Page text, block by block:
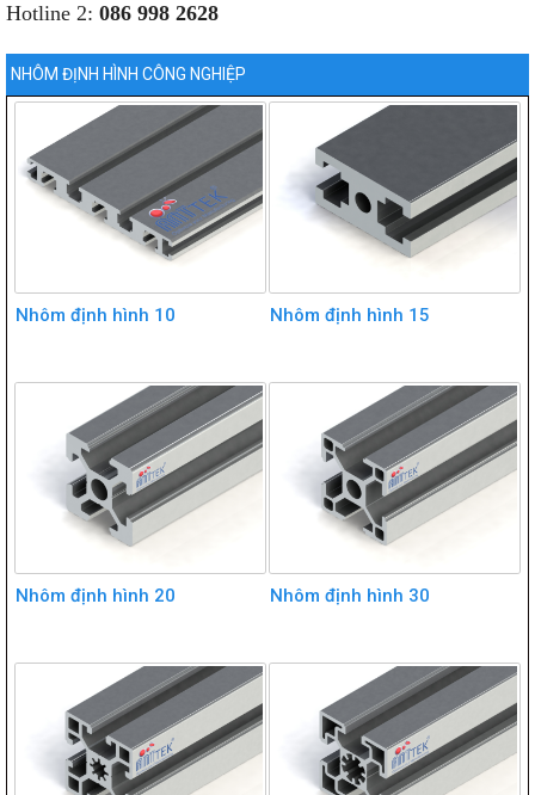
Hotline 2: 086 998 2628
NHÔM ĐỊNH HÌNH CÔNG NGHIỆP
Nhôm định hình 10 Nhôm định hình 15
Nhôm định hình 20 Nhôm định hình 30